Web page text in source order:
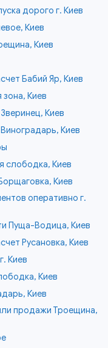
дорого г. Киев
Киев
Киев
Бабий Яр, Киев
Киев
Киев
Киев
слободка, Киев
Киев
оперативно г.
Пуща-Водица, Киев
Русановка, Киев
Киев
Киев
Киев
продажи Троещина,